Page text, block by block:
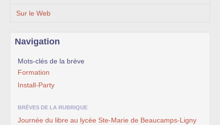
Sur le Web
Navigation
Mots-clés de la brève
Formation
Install-Party
BRÈVES DE LA RUBRIQUE
Journée du libre au lycée Ste-Marie de Beaucamps-Ligny